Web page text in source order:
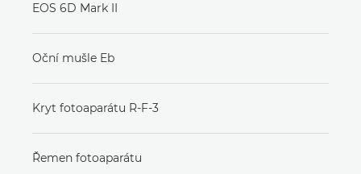
EOS 6D Mark II
Oční mušle Eb
Kryt fotoaparátu R-F-3
Řemen fotoaparátu